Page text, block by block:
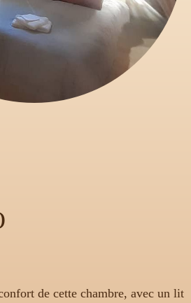
de cette chambre, avec un lit